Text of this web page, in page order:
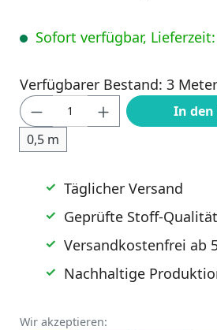
Sofort verfügbar,
Verfügbarer Bestand: 3 Meter
Produkt Anzahl: Gib
0,5 m
In den
Täglicher Versand
Geprüfte Stoff-Qualität
Versandkostenfrei ab
Nachhaltige
Wir akzeptieren: